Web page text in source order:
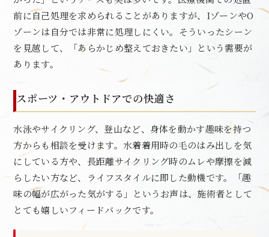
前に自己処理を求められることがありますが、IゾーンやO
ゾーンは自分では非常に処理しにくい。そういったシーン
を見越して、「あらかじめ整えておきたい」という需要が
あります。
スポーツ・アウトドアでの快適さ
水泳やサイクリング、登山など、身体を動かす趣味を持つ
方からも相談を受けます。水着着用時の毛のはみ出しを気
にしている方や、長距離サイクリング時のムレや摩擦を減
らしたい方など、ライフスタイルに即した動機です。「趣
味の幅が広がった気がする」というお声は、施術者として
とても嬉しいフィードバックです。